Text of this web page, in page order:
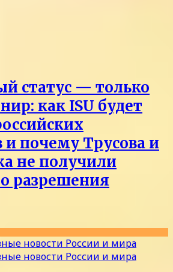
статус — только
как ISU будет
и почему Трусова и
не получили
разрешения